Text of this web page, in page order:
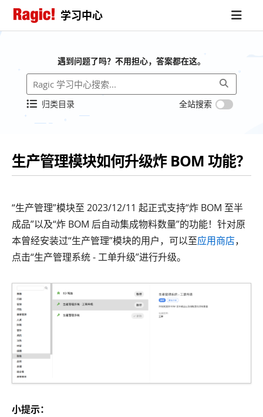
学习中心
遇到问题了吗？不用担心，答案都在这。
归类目录 全站搜索
生产管理模块如何升级炸 BOM 功能？
“生产管理”模块至 2023/12/11 起正式支持“炸 BOM 至半
成品”以及“炸 BOM 后自动集成物料数量”的功能！针对原
本曾经安装过“生产管理”模块的用户，可以至应用商店，
点击“生产管理系统 - 工单升级”进行升级。
小提示：